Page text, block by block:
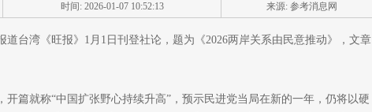
时间: 2026-01-07 10:52:13 来源: 参考消息网
道台湾《旺报》1月1日刊登社论，题为《2026两岸关系由民意推动》，文章
开篇就称“中国扩张野心持续升高”，预示民进党当局在新的一年，仍将以硬